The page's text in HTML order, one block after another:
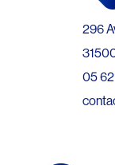
296
05